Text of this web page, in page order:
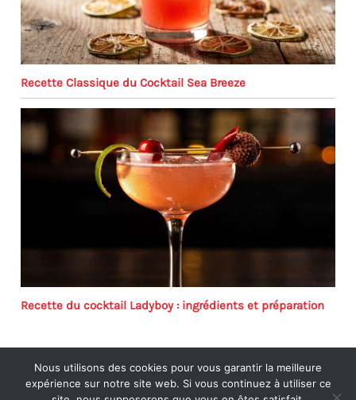
Recette Classique du Cocktail Sea Breeze
Recette du cocktail Ladyboy : ingrédients et préparation
Nous utilisons des cookies pour vous garantir la meilleure
expérience sur notre site web. Si vous continuez à utiliser ce